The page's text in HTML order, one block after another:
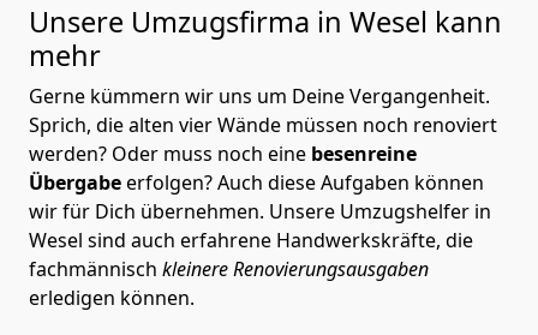
Unsere Umzugsfirma in Wesel kann
mehr
Gerne kümmern wir uns um Deine Vergangenheit.
Sprich, die alten vier Wände müssen noch renoviert
werden? Oder muss noch eine besenreine
Übergabeerfolgen? Auch diese Aufgaben können
wir für Dich übernehmen. Unsere Umzugshelfer in
Wesel sind auch erfahrene Handwerkskräfte, die
fachmännisch kleinere Renovierungsausgaben
erledigen können.